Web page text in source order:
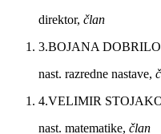
direktor, član
3.BOJANA
nast. razredne nastave,
4.VELIMIR
nast. matematike, član